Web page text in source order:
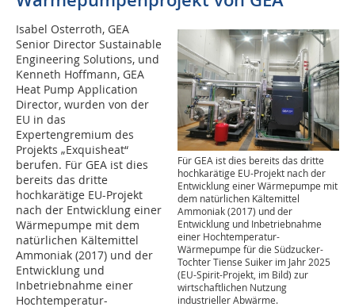
Für GEA ist dies bereits das dritte
hochkarätige EU-Projekt nach der
Entwicklung einer Wärmepumpe mit
dem natürlichen Kältemittel
Ammoniak (2017) und der
Entwicklung und Inbetriebnahme
einer Hochtemperatur-
Wärmepumpe für die Südzucker-
Tochter Tiense Suiker im Jahr 2025
(EU-Spirit-Projekt, im Bild) zur
wirtschaftlichen Nutzung
industrieller Abwärme.
Isabel Osterroth, GEA
Senior Director Sustainable
Engineering Solutions, und
Kenneth Hoffmann, GEA
Heat Pump Application
Director, wurden von der
EU in das
Expertengremium des
Projekts „Exquisheat“
berufen. Für GEA ist dies
bereits das dritte
hochkarätige EU-Projekt
nach der Entwicklung einer
Wärmepumpe mit dem
natürlichen Kältemittel
Ammoniak (2017) und der
Entwicklung und
Inbetriebnahme einer
Hochtemperatur-